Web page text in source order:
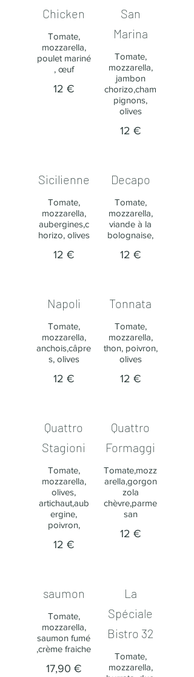
Chicken​
Tomate,
mozzarella,
poulet mariné
, œuf
12 €
San
Marina
Tomate,
mozzarella,
jambon
chorizo,cham
pignons,
olives
12 €
Sicilienne​
Tomate,
mozzarella,
aubergines,c
horizo, olives
12 €
Decapo​
Tomate,
mozzarella,
viande à la
bolognaise,
12 €
Napoli​
Tomate,
mozzarella,
anchois,câpre
s, olives
12 €
Tonnata
Tomate,
mozzarella,
thon, poivron,
olives
12 €
Quattro
Stagioni
Tomate,
mozzarella,
olives,
artichaut,aub
ergine,
poivron,
12 €
Quattro
Formaggi
Tomate,mozz
arella,gorgon
zola
chèvre,parme
san
12 €
saumon
Tomate,
mozzarella,
saumon fumé
,crème fraiche
17,90 €
La
Spéciale
Bistro 32
Tomate,
mozzarella,